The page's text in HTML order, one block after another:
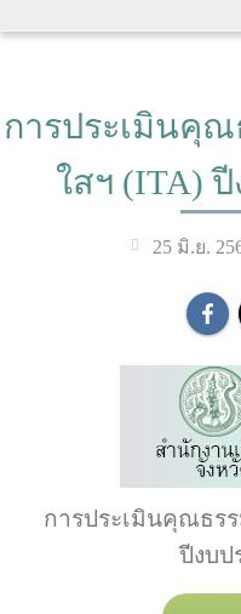
การประเมินคุ
ใสฯ (ITA)
25 มิ.ย.
การประเมินคุณธร
ปีงบป